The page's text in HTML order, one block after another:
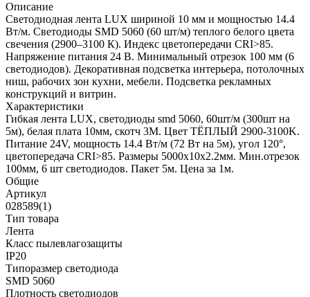
Описание
Светодиодная лента LUX шириной 10 мм и мощностью 14.4
Вт/м. Светодиоды SMD 5060 (60 шт/м) теплого белого цвета
свечения (2900–3100 К). Индекс цветопередачи CRI>85.
Напряжение питания 24 В. Минимальный отрезок 100 мм (6
светодиодов). Декоративная подсветка интерьера, потолочных
ниш, рабочих зон кухни, мебели. Подсветка рекламных
конструкций и витрин.
Характеристики
Гибкая лента LUX, светодиоды smd 5060, 60шт/м (300шт на
5м), белая плата 10мм, скотч 3М. Цвет ТЁПЛЫЙ 2900-3100K.
Питание 24V, мощность 14.4 Вт/м (72 Вт на 5м), угол 120°,
цветопередача CRI>85. Размеры 5000х10x2.2мм. Мин.отрезок
100мм, 6 шт светодиодов. Пакет 5м. Цена за 1м.
Общие
Артикул
028589(1)
Тип товара
Лента
Класс пылевлагозащиты
IP20
Типоразмер светодиода
SMD 5060
Плотность светодиодов